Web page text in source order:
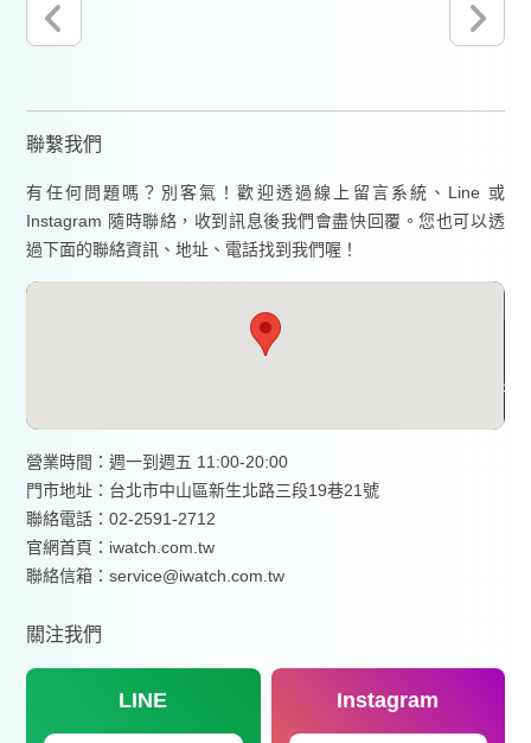
聯繫我們
有任何問題嗎？別客氣！歡迎透過線上留言系統、Line 或
Instagram 隨時聯絡，收到訊息後我們會盡快回覆。您也可以透
過下面的聯絡資訊、地址、電話找到我們喔！
營業時間：週一到週五 11:00-20:00
門市地址：台北市中山區新生北路三段19巷21號
聯絡電話：02-2591-2712
官網首頁： iwatch.com.tw
聯絡信箱：service@iwatch.com.tw
關注我們
LINE Instagram